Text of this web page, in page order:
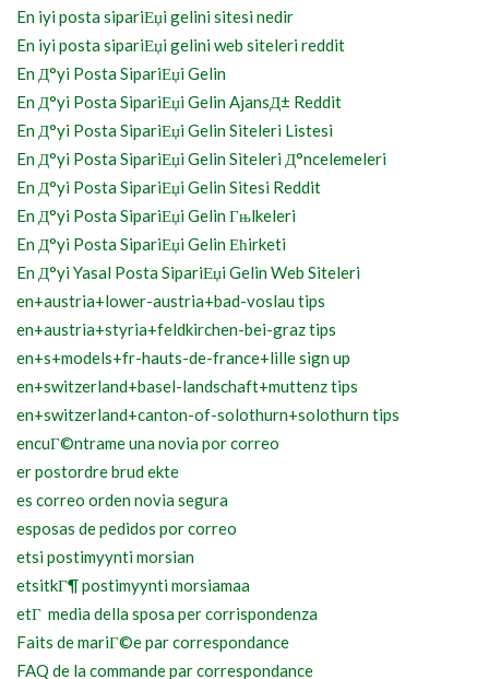
En iyi posta sipariЕџi gelini sitesi nedir
En iyi posta sipariЕџi gelini web siteleri reddit
En Д°yi Posta SipariЕџi Gelin
En Д°yi Posta SipariЕџi Gelin AjansД± Reddit
En Д°yi Posta SipariЕџi Gelin Siteleri Listesi
En Д°yi Posta SipariЕџi Gelin Siteleri Д°ncelemeleri
En Д°yi Posta SipariЕџi Gelin Sitesi Reddit
En Д°yi Posta SipariЕџi Gelin Гњlkeleri
En Д°yi Posta SipariЕџi Gelin Ећirketi
En Д°yi Yasal Posta SipariЕџi Gelin Web Siteleri
en+austria+lower-austria+bad-voslau tips
en+austria+styria+feldkirchen-bei-graz tips
en+s+models+fr-hauts-de-france+lille sign up
en+switzerland+basel-landschaft+muttenz tips
en+switzerland+canton-of-solothurn+solothurn tips
encuГ©ntrame una novia por correo
er postordre brud ekte
es correo orden novia segura
esposas de pedidos por correo
etsi postimyynti morsian
etsitkГ¶ postimyynti morsiamaa
etГ media della sposa per corrispondenza
Faits de mariГ©e par correspondance
FAQ de la commande par correspondance